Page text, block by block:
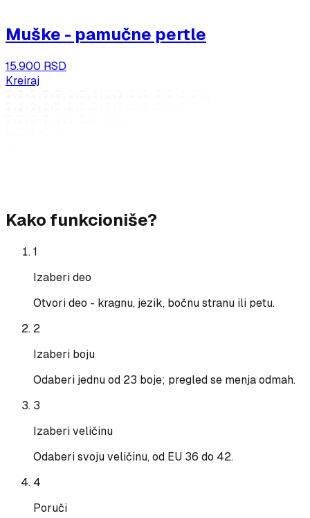
Muške - pamučne pertle
15.900 RSD
Kreiraj
Kako funkcioniše?
1
Izaberi deo
Otvori deo - kragnu, jezik, bočnu stranu ili petu.
2
Izaberi boju
Odaberi jednu od 23 boje; pregled se menja odmah.
3
Izaberi veličinu
Odaberi svoju veličinu, od EU 36 do 42.
4
Poruči